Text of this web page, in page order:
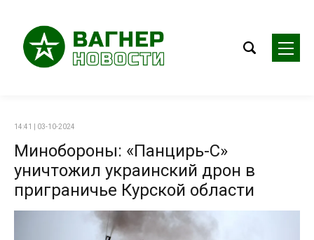
14:41 | 03-10-2024
Минобороны: «Панцирь-С»
уничтожил украинский дрон в
приграничье Курской области